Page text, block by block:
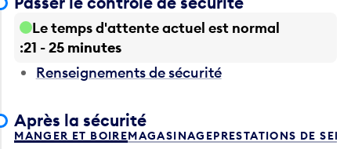
Le temps d'attente actuel est normal
21 - 25 minutes
Renseignements de sécurité
MANGER ET BOIREMAGASINAGE